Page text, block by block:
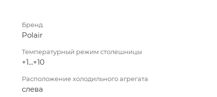
Бренд
Polair
Температурный режим столешницы
+1...+10
Расположение холодильного агрегата
слева